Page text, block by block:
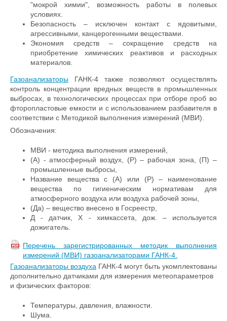
"мокрой химии", возможность работы в полевых
условиях.
Безопасность – исключен контакт с ядовитыми,
агрессивными, канцерогенными веществами.
Экономия средств – сокращение средств на
приобретение химических реактивов и расходных
материалов.
Газоанализаторы ГАНК-4 также позволяют осуществлять
контроль концентрации вредных веществ в промышленных
выбросах, в технологических процессах при отборе проб во
фторопластовые емкости и с использованием разбавителя в
соответствии с Методикой выполнения измерений (МВИ).
Обозначения:
МВИ - методика выполнения измерений,
(А) - атмосферный воздух, (Р) – рабочая зона, (П) –
промышленные выбросы,
Название вещества с (А) или (Р) – наименование
вещества по гигиеническим нормативам для
атмосферного воздуха или воздуха рабочей зоны,
(Да) – вещество внесено в Госреестр,
Д - датчик, Х - химкассета, дож. – используется
дожигатель.
Перечень зарегистрированных методик выполнения
измерений (МВИ) газоанализаторами ГАНК-4.
Газоанализаторы воздуха ГАНК-4 могут быть укомплектованы
дополнительно датчиками для измерения метеопараметров
и физических факторов:
Температуры, давления, влажности.
Шума.